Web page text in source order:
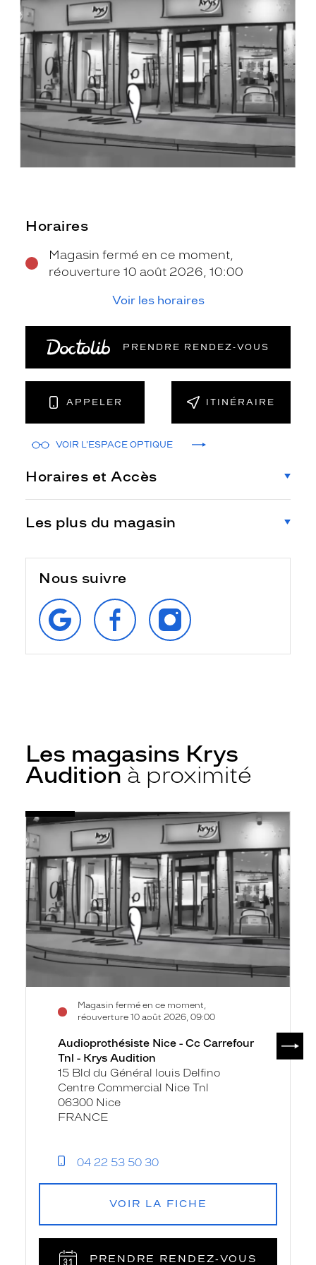
Horaires
Magasin fermé en ce moment,
réouverture 10 août 2026, 10:00
Voir les horaires
PRENDRE RENDEZ‑VOUS
APPELER ITINÉRAIRE
VOIR L'ESPACE OPTIQUE
Horaires et Accès
Les plus du magasin
Nous suivre
RETROUVEZ‑NOUS
SUR
GOOGLE
SUIVEZ‑NOUS
SUR
FACEBOOK
SUIVEZ‑NOUS
SUR
INSTAGRAM
Les magasins Krys
Audition à proximité
Audioprothésiste
Nice
-
Cc
Carrefour
Tnl
-
Krys
Audition
Magasin fermé en ce moment,
réouverture 10 août 2026, 09:00
Voir
la
fiche
Audioprothésiste Nice - Cc Carrefour
Tnl - Krys Audition
15 Bld du Général louis Delfino
Centre Commercial Nice Tnl
06300 Nice
FRANCE
04 22 53 50 30
VOIR LA FICHE
PRENDRE RENDEZ‑VOUS